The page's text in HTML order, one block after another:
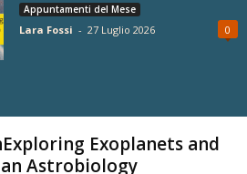
Appuntamenti del Mese
Lara Fossi - 27 Luglio 2026 0
Exoplanets and
Astrobiology